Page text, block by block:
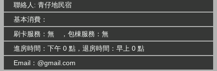
聯絡人: 青仔地民宿
基本消費：
刷卡服務：無 ，包棟服務：無
進房時間：下午 0 點，退房時間：早上 0 點
Email：@gmail.com